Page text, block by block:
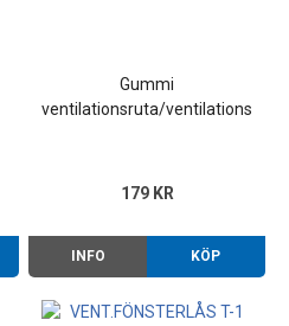
Gummi
ventilationsruta/
179 KR
INFO KÖP